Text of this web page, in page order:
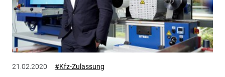
21.02.2020 #Kfz-Zulassung